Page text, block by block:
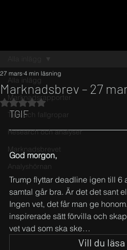
Alla inlägg
Marknadsrapporter
Tips och fallgropar
Research och analyser
Marknadsbrevet
Analyshörnan
Marknadsbrev – 27
27 mars 4 min läsning
Betygsatt till NaN av 5 stjärnor.
TGIF
God morgon,
Trump flyttar deadline igen till 6
samtal går bra. Är det det sant
Ingen vet, det får man ge
inspirerade sätt förvilla och
vet vad som ska ske…
Vill du